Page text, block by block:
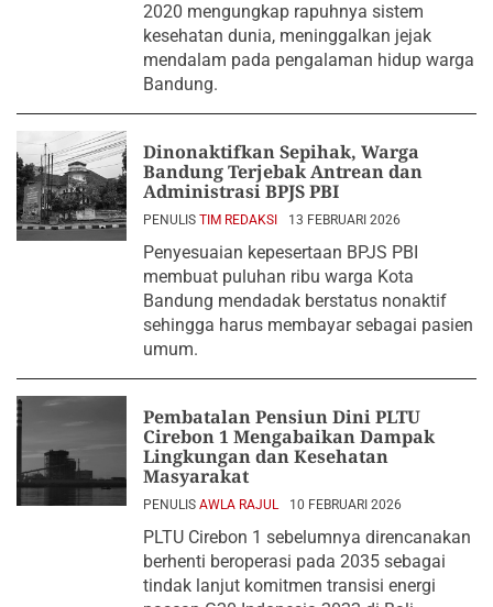
2020 mengungkap rapuhnya sistem
kesehatan dunia, meninggalkan jejak
mendalam pada pengalaman hidup warga
Bandung.
Dinonaktifkan Sepihak, Warga
Bandung Terjebak Antrean dan
Administrasi BPJS PBI
PENULIS TIM REDAKSI 13 FEBRUARI 2026
Penyesuaian kepesertaan BPJS PBI
membuat puluhan ribu warga Kota
Bandung mendadak berstatus nonaktif
sehingga harus membayar sebagai pasien
umum.
Pembatalan Pensiun Dini PLTU
Cirebon 1 Mengabaikan Dampak
Lingkungan dan Kesehatan
Masyarakat
PENULIS AWLA RAJUL 10 FEBRUARI 2026
PLTU Cirebon 1 sebelumnya direncanakan
berhenti beroperasi pada 2035 sebagai
tindak lanjut komitmen transisi energi